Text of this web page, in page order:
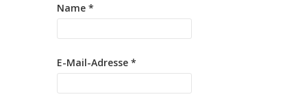
Name *
E-Mail-Adresse *